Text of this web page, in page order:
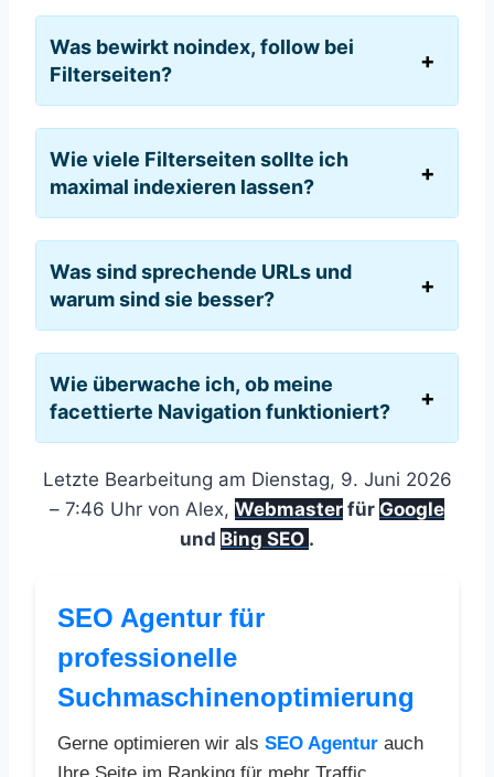
Was bewirkt noindex, follow bei
Filterseiten?
Wie viele Filterseiten sollte ich
maximal indexieren lassen?
Was sind sprechende URLs und
warum sind sie besser?
Wie überwache ich, ob meine
facettierte Navigation funktioniert?
Letzte Bearbeitung am Dienstag, 9. Juni 2026
– 7:46 Uhr von Alex, Webmaster für Google
und Bing SEO .
SEO Agentur für
professionelle
Suchmaschinenoptimierung
Gerne optimieren wir als SEO Agentur auch